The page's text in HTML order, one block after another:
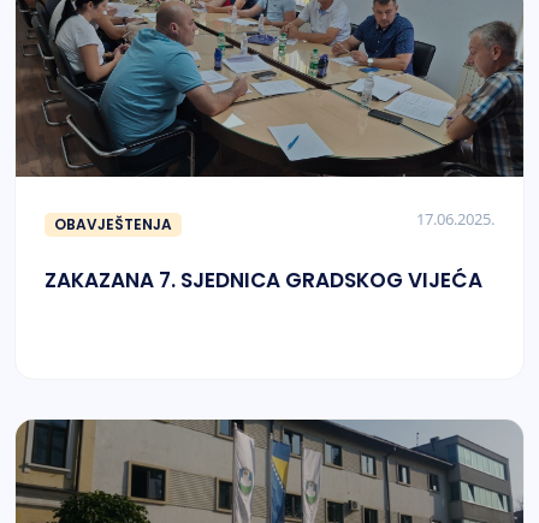
OBAVJEŠTENJA 17.06.2025.
ZAKAZANA 7. SJEDNICA GRADSKOG VIJEĆA